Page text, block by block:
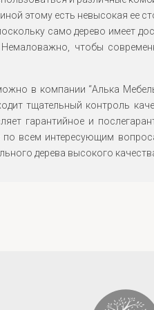
этому есть невысокая
само дерево имеет
чтобы
в компании “Алька
тщательный контроль
гарантийное и
всем интересующим
дерева высокого